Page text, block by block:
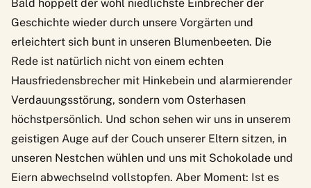
Bald hoppelt der wohl niedlichste Einbrecher der
Geschichte wieder durch unsere Vorgärten und
erleichtert sich bunt in unseren Blumenbeeten. Die
Rede ist natürlich nicht von einem echten
Hausfriedensbrecher mit Hinkebein und alarmierender
Verdauungsstörung, sondern vom Osterhasen
höchstpersönlich. Und schon sehen wir uns in unserem
geistigen Auge auf der Couch unserer Eltern sitzen, in
unseren Nestchen wühlen und uns mit Schokolade und
Eiern abwechselnd vollstopfen. Aber Moment: Ist es